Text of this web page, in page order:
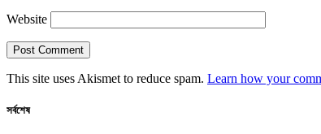
Website
This site uses Akismet to reduce spam. Learn how your
সর্বশেষ